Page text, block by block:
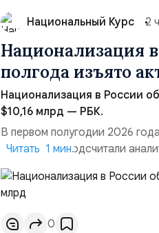
Национальный Курс 2
Национализация
полгода изъято
Национализация в России
$10,16 млрд — РБК.
В первом полугодии 2026
$10,16 млрд, подсчитали
период 2025 года ($3,95
транзакций, которые
слияний и поглощений.
Читать 1 мин.
0